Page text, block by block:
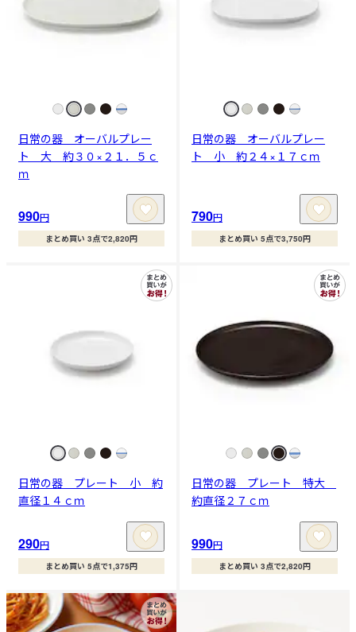
日常の器 オーバルプレー
ト 大 約３０×２１．５ｃ
ｍ
990円
まとめ買い 3点で2,820円
日常の器 オーバルプレー
ト 小 約２４×１７ｃｍ
790円
まとめ買い 5点で3,750円
日常の器 プレート 小 約
直径１４ｃｍ
290円
まとめ買い 5点で1,375円
日常の器 プレート 特大
約直径２７ｃｍ
990円
まとめ買い 3点で2,820円